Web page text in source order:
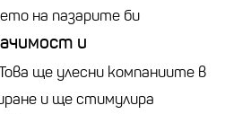
на пазарите би
и
ще улесни компаниите в
и ще стимулира